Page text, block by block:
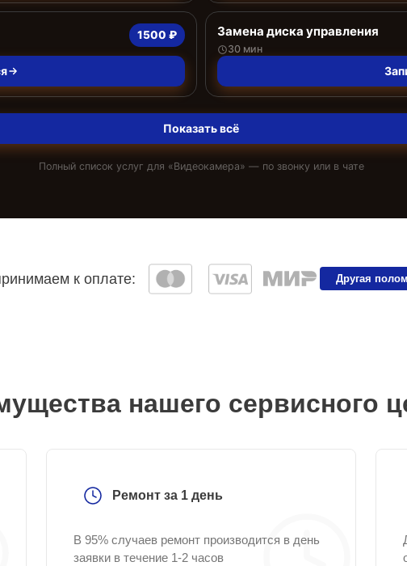
1500 ₽ Замена диска управления
30 мин
Показать всё
Полный список услуг для «Видеокамера» — по звонку или в чате
к оплате: Другая
нашего сервисного
Ремонт за 1 день
В 95% случаев ремонт производится в день
заявки в течение 1-2 часов